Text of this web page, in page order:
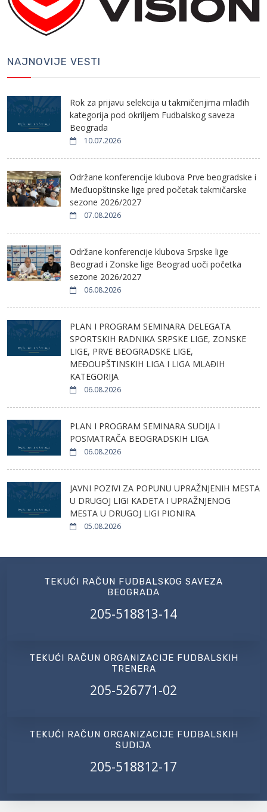
NAJNOVIJE VESTI
Rok za prijavu selekcija u takmičenjima mlađih
kategorija pod okriljem Fudbalskog saveza
Beograda
10.07.2026
Održane konferencije klubova Prve beogradske i
Međuopštinske lige pred početak takmičarske
sezone 2026/2027
07.08.2026
Održane konferencije klubova Srpske lige
Beograd i Zonske lige Beograd uoči početka
sezone 2026/2027
06.08.2026
PLAN I PROGRAM SEMINARA DELEGATA
SPORTSKIH RADNIKA SRPSKE LIGE, ZONSKE
LIGE, PRVE BEOGRADSKE LIGE,
MEĐOUPŠTINSKIH LIGA I LIGA MLAĐIH
KATEGORIJA
06.08.2026
PLAN I PROGRAM SEMINARA SUDIJA I
POSMATRAČA BEOGRADSKIH LIGA
06.08.2026
JAVNI POZIVI ZA POPUNU UPRAŽNJENIH MESTA
U DRUGOJ LIGI KADETA I UPRAŽNJENOG
MESTA U DRUGOJ LIGI PIONIRA
05.08.2026
TEKUĆI RAČUN FUDBALSKOG SAVEZA
BEOGRADA
205-518813-14
TEKUĆI RAČUN ORGANIZACIJE FUDBALSKIH
TRENERA
205-526771-02
TEKUĆI RAČUN ORGANIZACIJE FUDBALSKIH
SUDIJA
205-518812-17